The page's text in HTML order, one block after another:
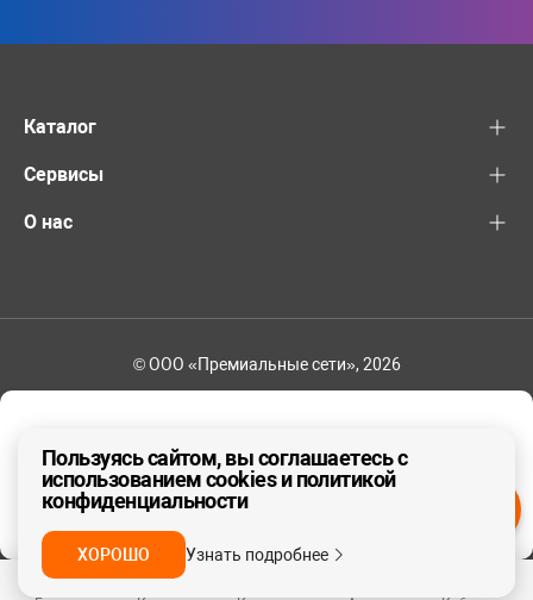
ДА, ВЕРНО
Каталог
Сервисы
О нас
© ООО «Премиальные сети», 2026
Пользуясь сайтом, вы соглашаетесь с
использованием cookies и политикой
конфиденциальности
ХОРОШО Узнать подробнее